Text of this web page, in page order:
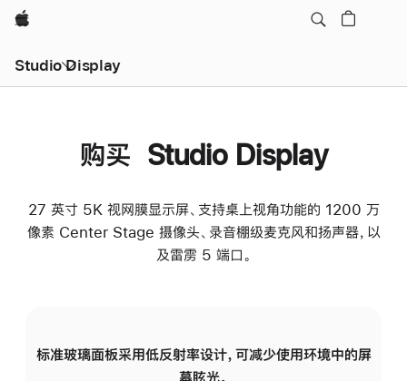
Apple
Studio Display
购买 Studio Display
27 英寸 5K 视网膜显示屏、支持桌上视角功能的 1200 万
像素 Center Stage 摄像头、录音棚级麦克风和扬声器，以
及雷雳 5 端口。
标准玻璃面板采用低反射率设计，可减少使用环境中的屏
幕眩光。